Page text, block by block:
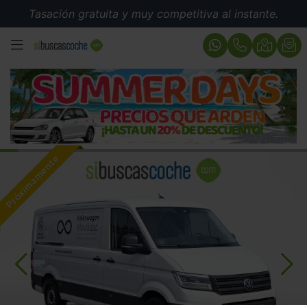
Tasación gratuita y muy competitiva al instante.
MENÚ